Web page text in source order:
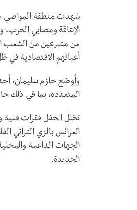
الإعاقة ومصابي الحرب،
من متبرعين من الشعب
أعبائهم الاقتصادية في
وأوضح حازم سليمان،
المتعددة، بما في ذلك
تخلل الحفل فقرات فنية
العرائس بالزي التراثي
الجهات الداعمة
الجديدة.